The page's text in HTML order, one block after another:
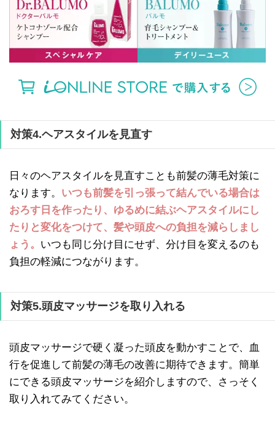
対策4.ヘアスタイルを見直す
日々のヘアスタイルを見直すことも前髪の薄毛対策に
なります。 いつも前髪を引っ張って結んでいる場合は
おろす日を作ったり、ゆるめに結ぶヘアスタイルにし
たりと変化をつけて、髪や頭皮への負担を減らしまし
ょう。 いつも同じ分け目にせず、分け目を変えるのも
負担の軽減につながります。
対策5.頭皮マッサージを取り入れる
頭皮マッサージで硬く凝った頭皮を動かすことで、血
行を促進して前髪の薄毛の改善に期待できます。簡単
にできる頭皮マッサージを紹介しますので、さっそく
取り入れてみてください。